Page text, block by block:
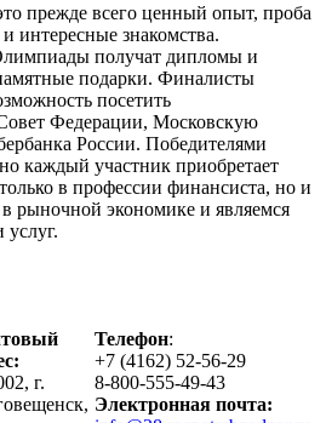
прежде всего ценный опыт, проба
интересные знакомства.
получат дипломы и
подарки. Финалисты
посетить
Федерации, Московскую
России. Победителями
каждый участник приобретает
в профессии финансиста, но и
рыночной экономике и являемся
услуг.
г.
Телефон:
+7 (4162) 52-56-29
8-800-555-49-43
Электронная почта: